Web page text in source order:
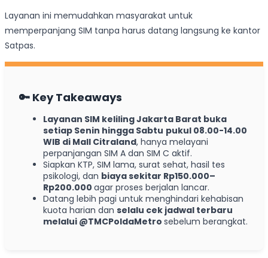
Layanan ini memudahkan masyarakat untuk
memperpanjang SIM tanpa harus datang langsung ke kantor
Satpas.
🔑 Key Takeaways
Layanan SIM keliling Jakarta Barat buka
setiap Senin hingga Sabtu pukul 08.00-14.00
WIB di Mall Citraland, hanya melayani
perpanjangan SIM A dan SIM C aktif.
Siapkan KTP, SIM lama, surat sehat, hasil tes
psikologi, dan biaya sekitar Rp150.000–
Rp200.000 agar proses berjalan lancar.
Datang lebih pagi untuk menghindari kehabisan
kuota harian dan selalu cek jadwal terbaru
melalui @TMCPoldaMetro sebelum berangkat.